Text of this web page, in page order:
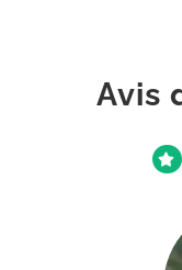
FR - TFX
FR - LFM
FR - BET
Avis